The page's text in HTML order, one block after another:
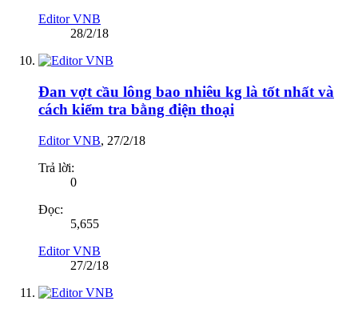
Editor VNB
28/2/18
Đan vợt cầu lông bao nhiêu kg là tốt nhất và
cách kiểm tra bằng điện thoại
Editor VNB, 27/2/18
Trả lời:
0
Đọc:
5,655
Editor VNB
27/2/18